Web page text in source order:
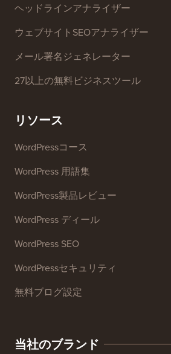
ヘッドラインアナライザー
ウェブサイトSEOアナライザー
メール署名ジェネレーター
27以上の無料ビジネスツール
リソース
WordPressコース
WordPress 用語集
WordPress製品レビュー
WordPress ディール
WordPress SEO
WordPressセキュリティ
無料ブログ設定
当社のブランド